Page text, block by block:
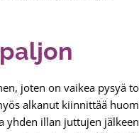
joten on vaikea pysyä
alkanut kiinnittää
illan juttujen